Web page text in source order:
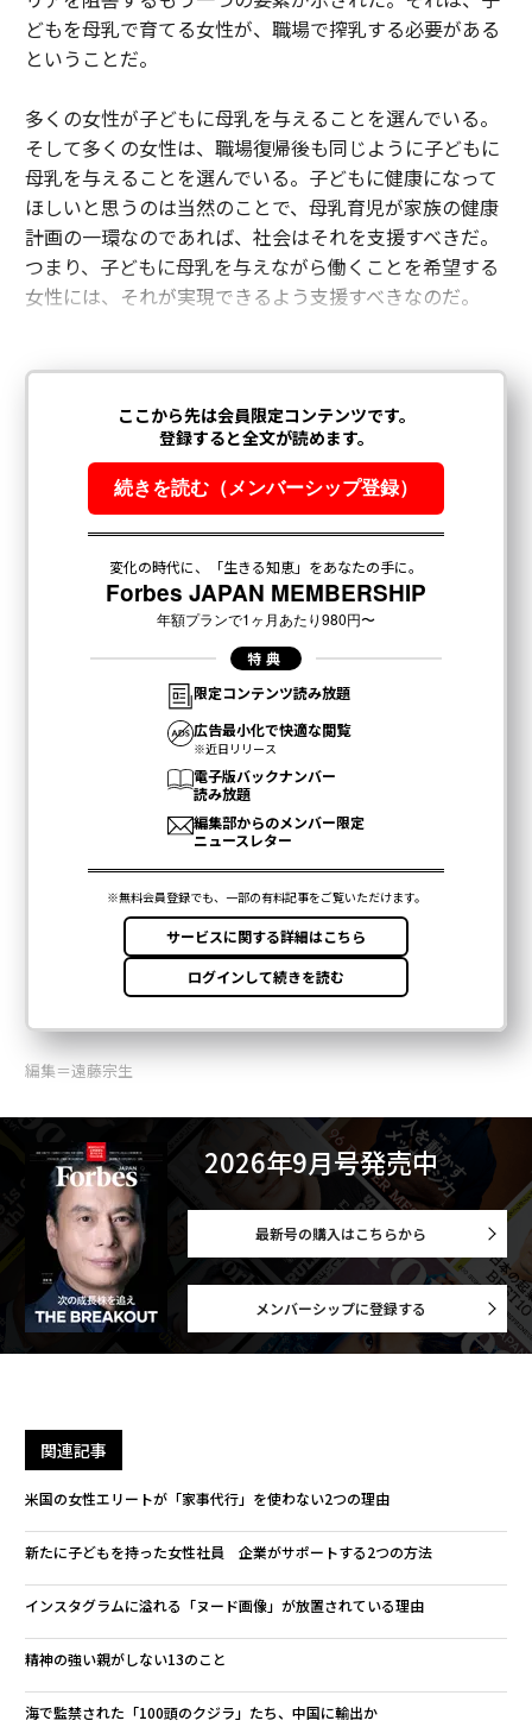
どもを母乳で育てる女性が、職場で搾乳する必要がある
ということだ。
多くの女性が子どもに母乳を与えることを選んでいる。
そして多くの女性は、職場復帰後も同じように子どもに
母乳を与えることを選んでいる。子どもに健康になって
ほしいと思うのは当然のことで、母乳育児が家族の健康
計画の一環なのであれば、社会はそれを支援すべきだ。
つまり、子どもに母乳を与えながら働くことを希望する
女性には、それが実現できるよう支援すべきなのだ。
編集＝遠藤宗生
2026年9月号発売中
最新号の購入はこちらから
メンバーシップに登録する
関連記事
米国の女性エリートが「家事代行」を使わない2つの理由
新たに子どもを持った女性社員 企業がサポートする2つの方法
インスタグラムに溢れる「ヌード画像」が放置されている理由
精神の強い親がしない13のこと
海で監禁された「100頭のクジラ」たち、中国に輸出か